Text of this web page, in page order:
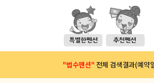
"법수펜션" 전체 검색결과(예